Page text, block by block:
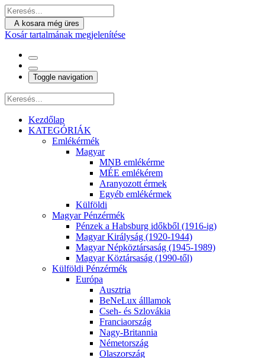
A kosara még üres
Kosár tartalmának megjelenítése
Toggle navigation
Kezdőlap
KATEGÓRIÁK
Emlékérmék
Magyar
MNB emlékérme
MÉE emlékérem
Aranyozott érmek
Egyéb emlékérmek
Külföldi
Magyar Pénzérmék
Pénzek a Habsburg időkből (1916-ig)
Magyar Királyság (1920-1944)
Magyar Népköztársaság (1945-1989)
Magyar Köztársaság (1990-től)
Külföldi Pénzérmék
Európa
Ausztria
BeNeLux álllamok
Cseh- és Szlovákia
Franciaország
Nagy-Britannia
Németország
Olaszország